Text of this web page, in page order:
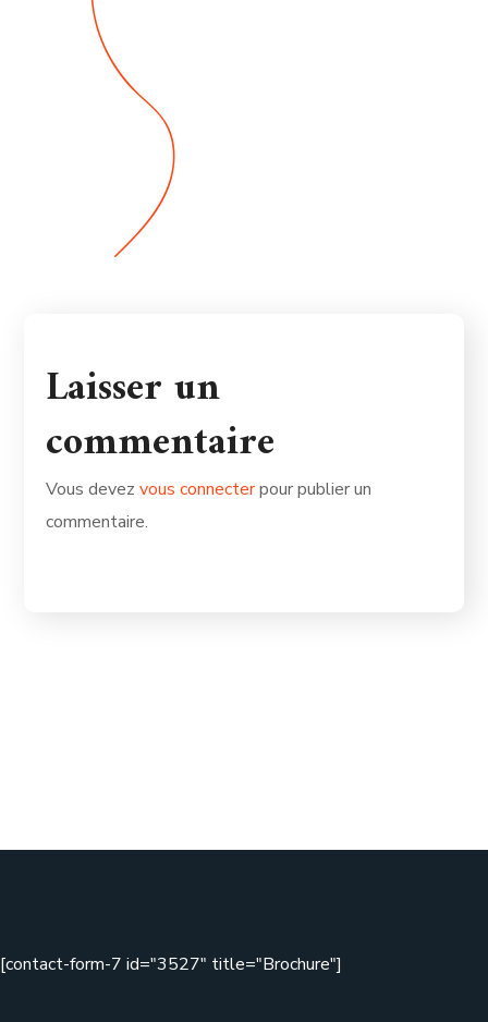
Laisser un
commentaire
Vous devezvous connecterpour publier un
commentaire.
[contact-form-7 id="3527" title="Brochure"]